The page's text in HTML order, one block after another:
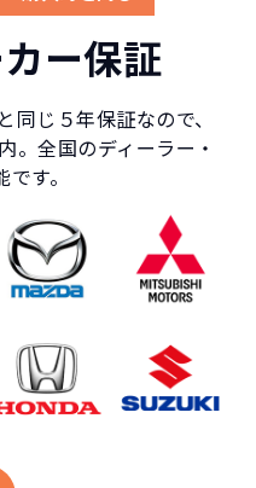
ー保証
じ５年保証なので、
。全国のディーラー・
す。